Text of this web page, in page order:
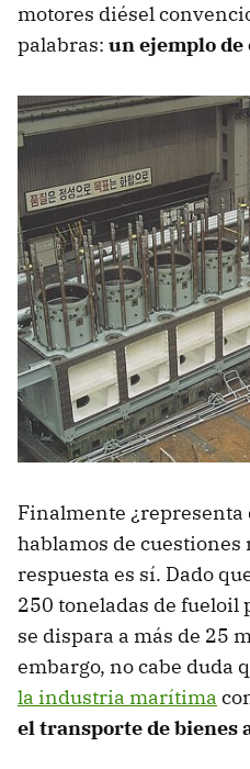
motores diésel
palabras: un ejemplo
Finalmente ¿representa
hablamos de cuestiones
respuesta es sí. Dado
250 toneladas de fueloil
se dispara a más de 25
embargo, no cabe duda
la industria marítima
el transporte de bienes